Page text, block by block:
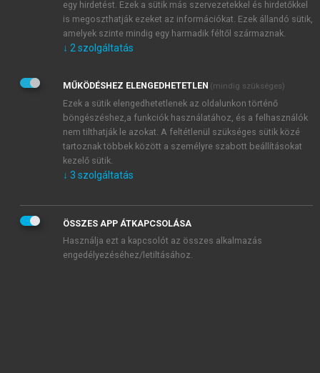
Kérek értesítést a MeRSZ újdonságairól, akcióiról.
Kérek értesítést az Akadémiai Kiadó Zrt. újdonságairól,
Adatkezelési tájékoztatóbanfoglaltakat tudomásul
veszem és elfogadom.
Általános vásárlási feltételeket, valamint a szotar.netés a
mersz.huoldalak licencszerződéseiben foglaltakat
tudomásul veszem és elfogadom.
KIPRÓBÁLOM
egy hirdetést. Ezek a sütik más szervezetekkel és hirdetőkkel
is megoszthatják ezeket az információkat. Ezek állandó sütik,
amelyek szinte mindig egy harmadik féltől származnak.
↓ 2 szolgáltatás
MŰKÖDÉSHEZ ELENGEDHETETLEN (mindig szükséges)
Ezek a sütik elengedhetetlenek az oldalunkon történő
böngészéshez,a funkciók használatához, és a felhasználók
nem tilthatják le azokat. A feltétlenül szükséges sütik közé
tartoznak többek között a személyre szabott beállításokat
kezelő sütik.
↓ 3 szolgáltatás
ÖSSZES APP ÁTKAPCSOLÁSA
Használja ezt a kapcsolót az összes alkalmazás
engedélyezéséhez/letiltásához.